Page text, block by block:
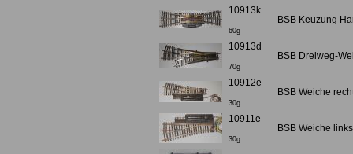
10913k
60g
BSB Keuzung
10913d
70g
BSB Dreiweg-
10912e
30g
BSB Weiche
10911e
30g
BSB Weiche